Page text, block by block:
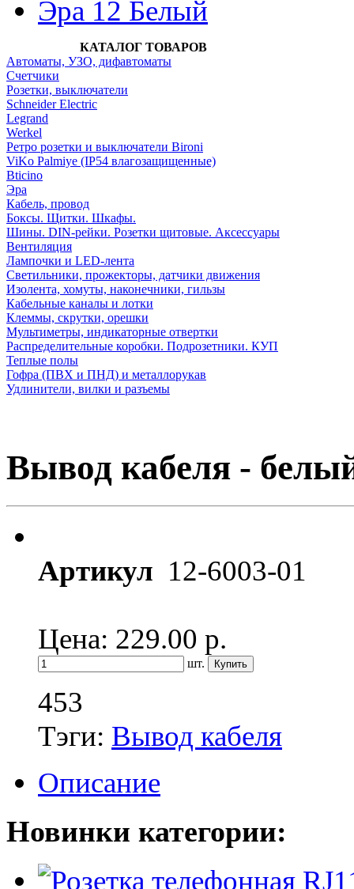
Эра 12 Белый
КАТАЛОГ ТОВАРОВ
Автоматы, УЗО, дифавтоматы
Счетчики
Розетки, выключатели
Schneider Electric
Legrand
Werkel
Ретро розетки и выключатели Bironi
ViKo Palmiye (IP54 влагозащищенные)
Bticino
Эра
Кабель, провод
Боксы. Щитки. Шкафы.
Шины. DIN-рейки. Розетки щитовые. Аксессуары
Вентиляция
Лампочки и LED-лента
Светильники, прожекторы, датчики движения
Изолента, хомуты, наконечники, гильзы
Кабельные каналы и лотки
Клеммы, скрутки, орешки
Мультиметры, индикаторные отвертки
Распределительные коробки. Подрозетники. КУП
Теплые полы
Гофра (ПВХ и ПНД) и металлорукав
Удлинители, вилки и разъемы
Вывод кабеля -
Артикул 12-6003-01
Цена: 229.00 р.
шт.
453
Тэги: Вывод кабеля
Описание
Новинки категории: